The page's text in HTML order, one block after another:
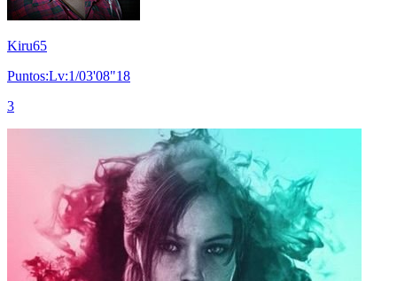
Kiru65
Puntos:Lv:1/03'08"18
3